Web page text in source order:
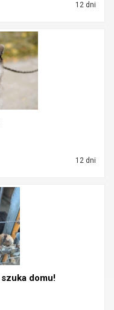
12 dni
12 dni
domu!